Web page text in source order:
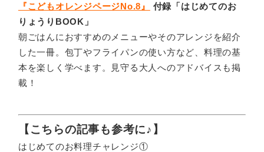
『こどもオレンジページNo.8』
付録「はじめてのお
りょうりBOOK」
朝ごはんにおすすめのメニューやそのアレンジを紹介
した一冊。包丁やフライパンの使い方など、料理の基
本を楽しく学べます。見守る大人へのアドバイスも掲
載！
【こちらの記事も参考に♪】
はじめてのお料理チャレンジ①